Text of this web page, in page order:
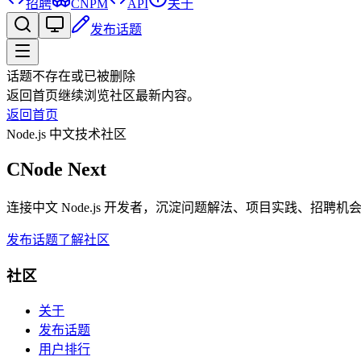
招聘 CNPM API
关于
发布话题
话题不存在或已被删除
返回首页继续浏览社区最新内容。
返回首页
Node.js 中文技术社区
CNode Next
连接中文 Node.js 开发者，沉淀问题解法、项目实践、招聘机会
发布话题了解社区
社区
关于
发布话题
用户排行